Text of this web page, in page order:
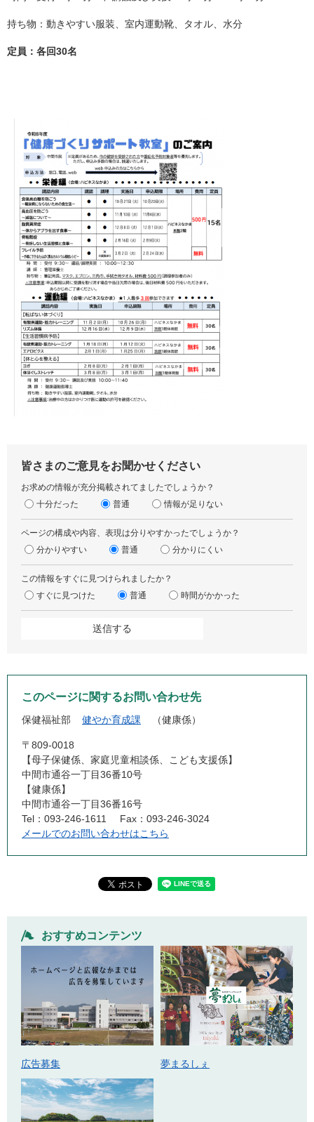
持ち物：動きやすい服装、室内運動靴、タオル、水分
定員：各回30名
皆さまのご意見をお聞かせください
お求めの情報が充分掲載されてましたでしょうか？
十分だった
普通 情報が足りない
ページの構成や内容、表現は分りやすかったでしょうか？
分かりやすい
普通 分かりにくい
この情報をすぐに見つけられましたか？
すぐに見つけた
普通 時間がかかった
このページに関するお問い合わせ先
保健福祉部 健やか育成課 健康係
〒809-0018
【母子保健係、家庭児童相談係、こども支援係】
中間市通谷一丁目36番10号
【健康係】
中間市通谷一丁目36番16号
Tel：093-246-1611
Fax：093-246-3024
メールでのお問い合わせはこちら
おすすめコンテンツ
広告募集 夢まるしぇ